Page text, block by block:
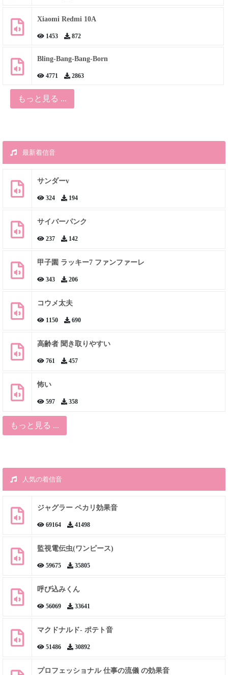
Xiaomi Redmi 10A
1453 872
Bling-Bang-Bang-Born
4771 2863
もっと見る ...
最新着信音
サンダーv
324 194
サイバーパンク
237 142
甲子園 ラッキー7 ファンファーレ
343 206
コウメ太夫
1150 690
高齢者 聞き取りやすい
761 457
怖い
597 358
もっと見る ...
人気の着信音
ジャグラー ペカリ効果音
69164 41498
監視電伝虫(ワンピース)
59675 35805
呼び込みくん
56069 33641
マクドナルド- ポテト音
51486 30892
プロフェッショナル 仕事の流儀 の効果音